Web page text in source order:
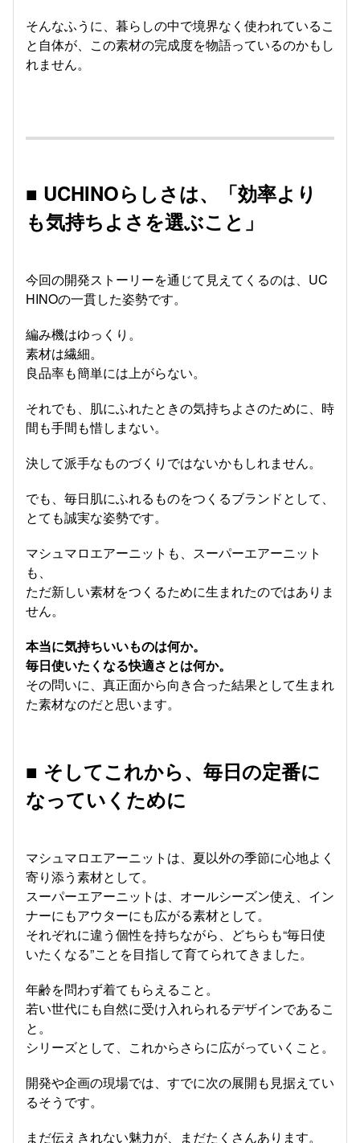
そんなふうに、暮らしの中で境界なく使われているこ
と自体が、この素材の完成度を物語っているのかもし
れません。
■ UCHINOらしさは、「効率より
も気持ちよさを選ぶこと」
今回の開発ストーリーを通じて見えてくるのは、UC
HINOの一貫した姿勢です。
編み機はゆっくり。
素材は繊細。
良品率も簡単には上がらない。
それでも、肌にふれたときの気持ちよさのために、時
間も手間も惜しまない。
決して派手なものづくりではないかもしれません。
でも、毎日肌にふれるものをつくるブランドとして、
とても誠実な姿勢です。
マシュマロエアーニットも、スーパーエアーニット
も、
ただ新しい素材をつくるために生まれたのではありま
せん。
本当に気持ちいいものは何か。
毎日使いたくなる快適さとは何か。
その問いに、真正面から向き合った結果として生まれ
た素材なのだと思います。
■ そしてこれから、毎日の定番に
なっていくために
マシュマロエアーニットは、夏以外の季節に心地よく
寄り添う素材として。
スーパーエアーニットは、オールシーズン使え、イン
ナーにもアウターにも広がる素材として。
それぞれに違う個性を持ちながら、どちらも“毎日使
いたくなる”ことを目指して育てられてきました。
年齢を問わず着てもらえること。
若い世代にも自然に受け入れられるデザインであるこ
と。
シリーズとして、これからさらに広がっていくこと。
開発や企画の現場では、すでに次の展開も見据えてい
るそうです。
まだ伝えきれない魅力が、まだたくさんあります。